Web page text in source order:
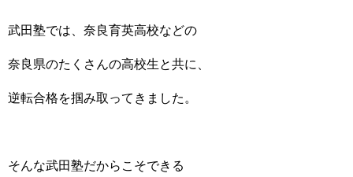
武田塾では、奈良育英高校などの
奈良県のたくさんの高校生と共に、
逆転合格を掴み取ってきました。
そんな武田塾だからこそできる